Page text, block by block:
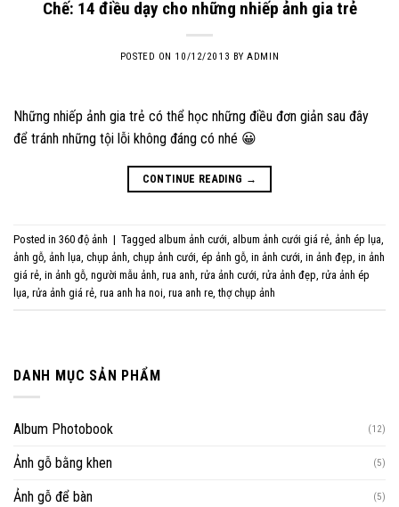
DANH MỤC SẢN PHẨM
Album Photobook (12)
Ảnh gỗ bằng khen (5)
Ảnh gỗ để bàn (5)
Chế: 14 điều dạy cho những nhiếp ảnh gia trẻ
POSTED ON 10/12/2013 BYADMIN
Những nhiếp ảnh gia trẻ có thể học những điều đơn giản sau đây
để tránh những tội lỗi không đáng có nhé 😀
CONTINUE READING →
Posted in 360 độ ảnh | Tagged album ảnh cưới album ảnh cưới giá rẻ ảnh ép lụa
ảnh gỗ ảnh lụa chụp ảnh chụp ảnh cưới ép ảnh gỗ in ảnh cưới in ảnh đẹp in ảnh
giá rẻ in ảnh gỗ người mẫu ảnh rua anh rửa ảnh cưới rửa ảnh đẹp rửa ảnh ép
lụa rửa ảnh giá rẻ rua anh ha noi rua anh re ,thợ chụp ảnh